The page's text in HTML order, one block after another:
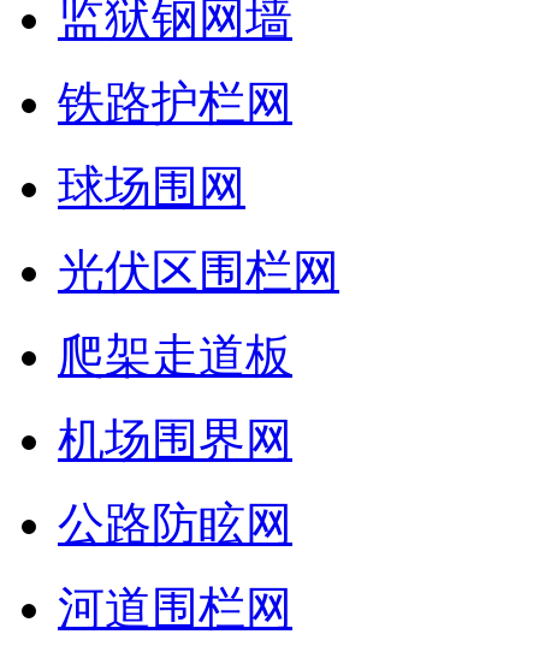
监狱钢网墙
铁路护栏网
球场围网
光伏区围栏网
爬架走道板
机场围界网
公路防眩网
河道围栏网